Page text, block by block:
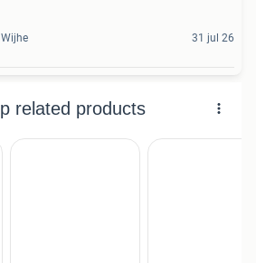
Wijhe 31 jul 26